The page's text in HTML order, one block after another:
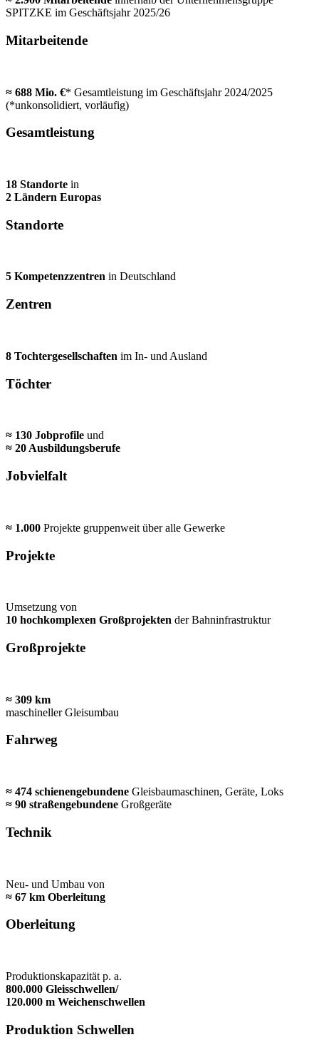
SPITZKE im Geschäftsjahr 2025/26
Mitarbeitende
≈ 688 Mio. €* Gesamtleistung im Geschäftsjahr 2024/​2025
(*unkonsolidiert, vorläufig)
Gesamtleistung
18 Standorte in
2 Ländern Europas
Standorte
5 Kompetenzzentren in Deutschland
Zentren
8 Tochtergesellschaften im In- und Ausland
Töchter
≈ 130 Jobprofile und
≈ 20 Ausbildungsberufe
Jobvielfalt
≈ 1.000 Projekte gruppenweit über alle Gewerke
Projekte
Umsetzung von
10 hochkomplexen Großprojekten der Bahninfrastruktur
Großprojekte
≈ 309 km
maschineller Gleisumbau
Fahrweg
≈ 474 schienengebundene Gleisbaumaschinen, Geräte, Loks
≈ 90 straßengebundene Großgeräte
Technik
Neu- und Umbau von
≈ 67 km Oberleitung
Oberleitung
Produktionskapazität p. a.
800.000 Gleisschwellen/
120.000 m Weichenschwellen
Produktion Schwellen